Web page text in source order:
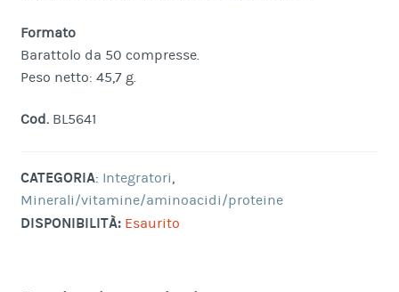
Formato
Barattolo da 50 compresse.
Peso netto: 45,7 g.
Cod.BL5641
CATEGORIA: Integratori,
Minerali/vitamine/aminoacidi/proteine
DISPONIBILITÀ: Esaurito